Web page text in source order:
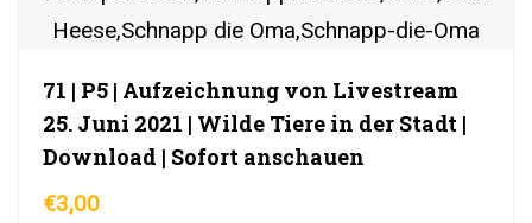
71 | P5 | Aufzeichnung von Livestream
25. Juni 2021 | Wilde Tiere in der Stadt |
Download | Sofort anschauen
€3,00